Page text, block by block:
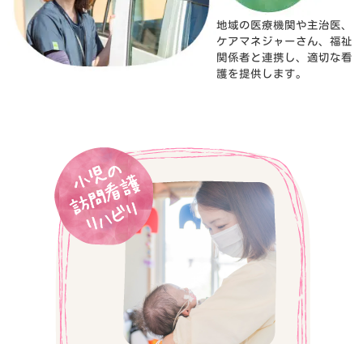
地域の医療機関や主治医、
ケアマネジャーさん、福祉
関係者と連携し、適切な看
護を提供します。